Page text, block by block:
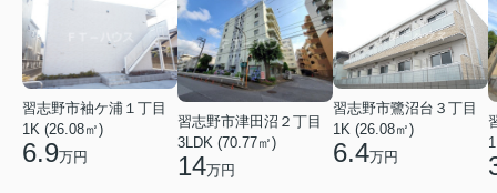
習志野市袖ケ浦１丁目
1K (26.08㎡)
6.9万円
習志野市津田沼２丁目
3LDK (70.77㎡)
14万円
習志野市鷺沼台３丁目
1K (26.08㎡)
6.4万円